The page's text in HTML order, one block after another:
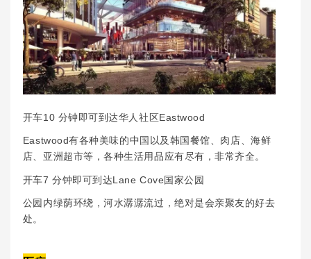
开车10 分钟即可到达华人社区Eastwood
Eastwood有各种美味的中国以及韩国餐馆、肉店、海鲜
店、亚洲超市等，各种生活用品应有尽有，非常齐全。
开车7 分钟即可到达Lane Cove国家公园
公园内绿荫环绕，河水潺潺流过，绝对是会亲聚友的好去
处。